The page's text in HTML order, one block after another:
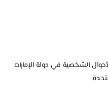
الشخصية في دولة الإمارات